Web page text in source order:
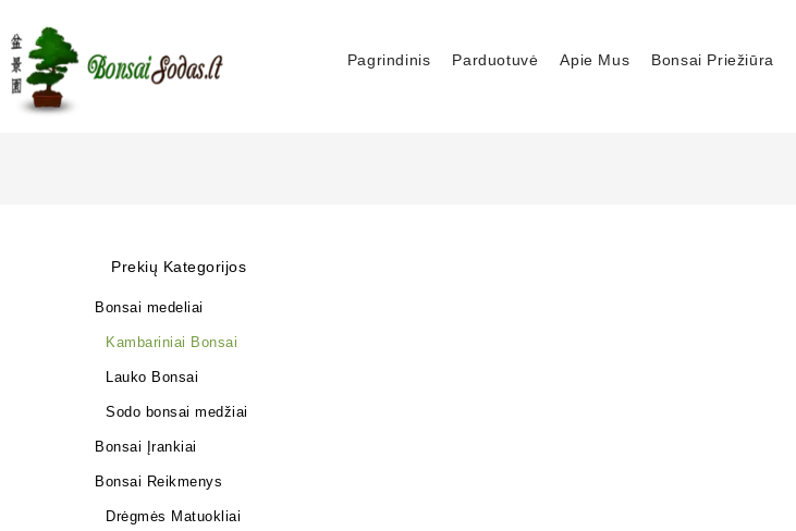
Pagrindinis Parduotuvė Apie Mus Bonsai Priežiūra
Prekių Kategorijos
Bonsai medeliai
Kambariniai Bonsai
Lauko Bonsai
Sodo bonsai medžiai
Bonsai Įrankiai
Bonsai Reikmenys
Drėgmės Matuokliai